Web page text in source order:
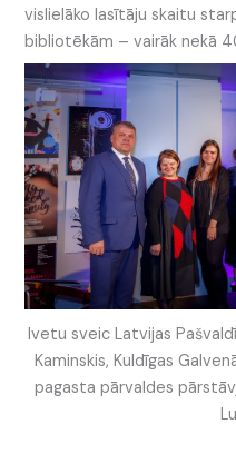
vislielāko lasītāju skaitu
bibliotēkām – vairāk nekā
Ivetu sveic Latvijas
Kaminskis, Kuldīgas
pagasta pārvaldes